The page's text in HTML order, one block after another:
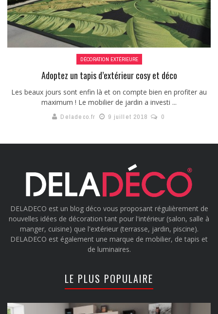
DÉCORATION EXTÉRIEURE
Adoptez un tapis d’extérieur cosy et déco
Les beaux jours sont enfin là et on compte bien en profiter au
maximum ! Le mobilier de jardin a investi ...
Deladeco.fr 9 juillet 2018 0
DELADECO est un blog déco vous proposant régulièrement de
nouvelles idées de décoration tant pour l'intérieur (salon, salle à
manger, cuisine) que l'extérieur (terrasse, jardin, piscine).
DELADECO est également une marque de mobilier, de tapis et
de luminaires.
LE PLUS POPULAIRE